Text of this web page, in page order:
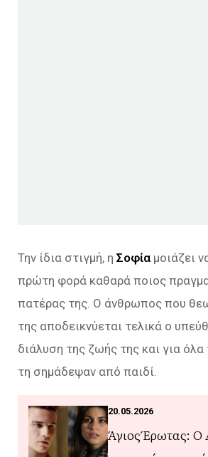
Την ίδια στιγμή, η Σοφία μοιάζει
πρώτη φορά καθαρά ποιος
πατέρας της. Ο άνθρωπος που
της αποδεικνύεται τελικά ο
διάλυση της ζωής της και για
τη σημάδεψαν από παιδί.
20.05.2026
Άγιος Έρωτας: Ο